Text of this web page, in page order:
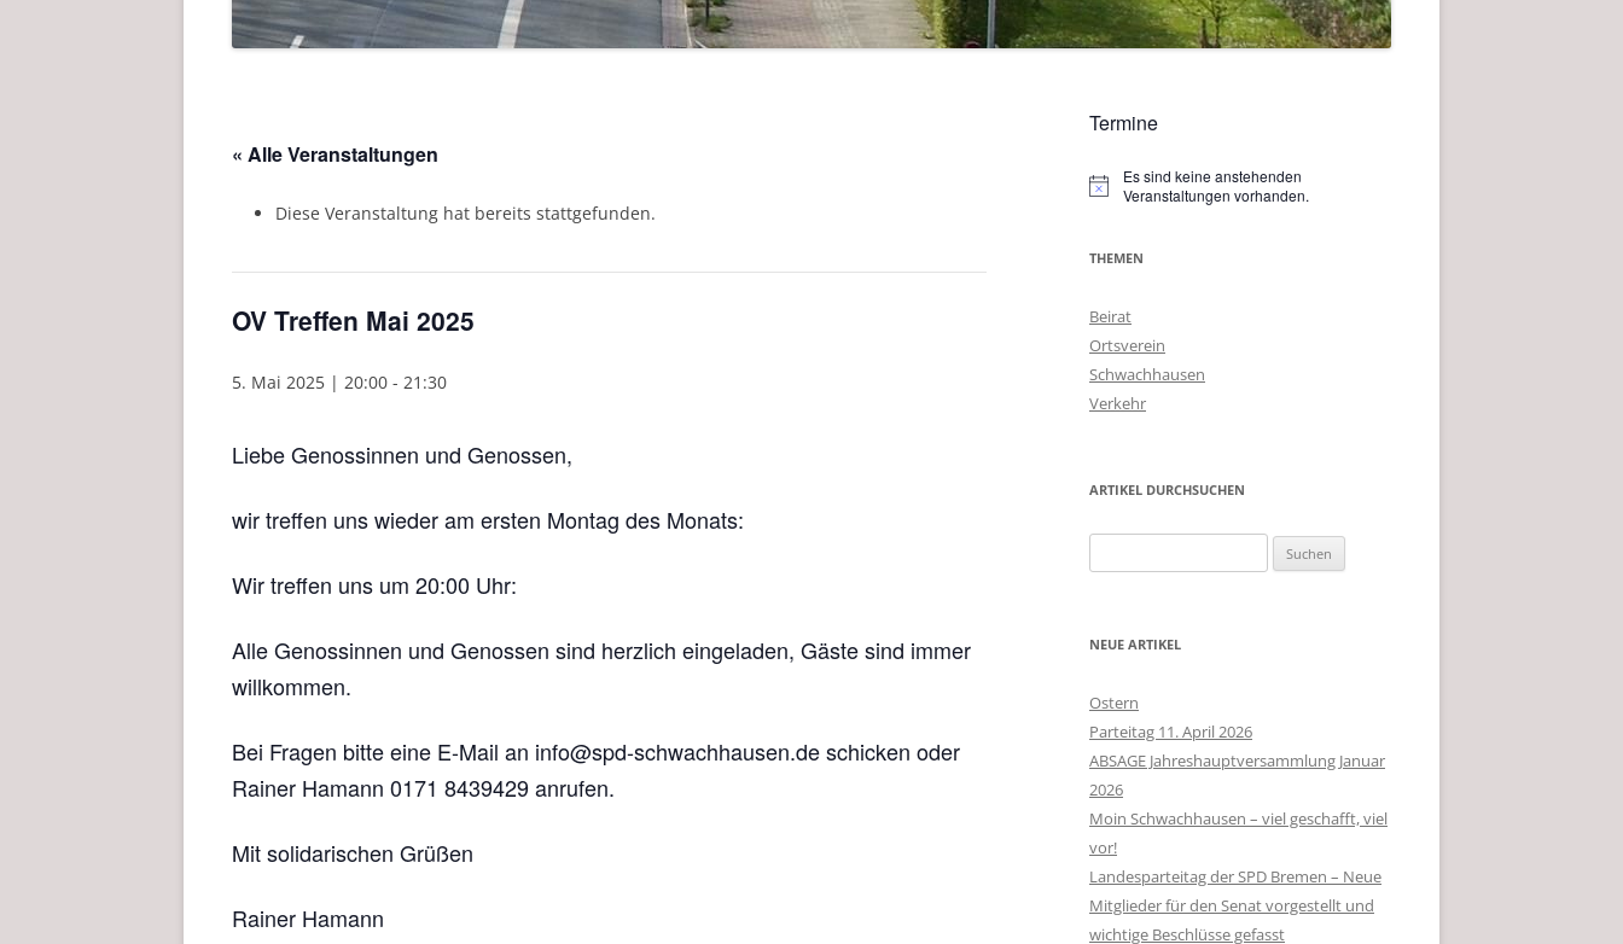
« Alle Veranstaltungen
Diese Veranstaltung hat bereits stattgefunden.
OV Treffen Mai 2025
5. Mai 2025 | 20:00 - 21:30
Liebe Genossinnen und Genossen,
wir treffen uns wieder am ersten Montag des Monats:
Wir treffen uns um 20:00 Uhr:
Alle Genossinnen und Genossen sind herzlich eingeladen, Gäste sind immer
willkommen.
Bei Fragen bitte eine E-Mail an info@spd-schwachhausen.de schicken oder
Rainer Hamann 0171 8439429 anrufen.
Mit solidarischen Grüßen
Rainer Hamann
Termine
Hinweis
Es sind keine anstehenden
Veranstaltungen vorhanden.
THEMEN
Beirat
Ortsverein
Schwachhausen
Verkehr
ARTIKEL DURCHSUCHEN
nach:
NEUE ARTIKEL
Ostern
Parteitag 11. April 2026
ABSAGE Jahreshauptversammlung Januar
2026
Moin Schwachhausen – viel geschafft, viel
vor!
Landesparteitag der SPD Bremen – Neue
Mitglieder für den Senat vorgestellt und
wichtige Beschlüsse gefasst